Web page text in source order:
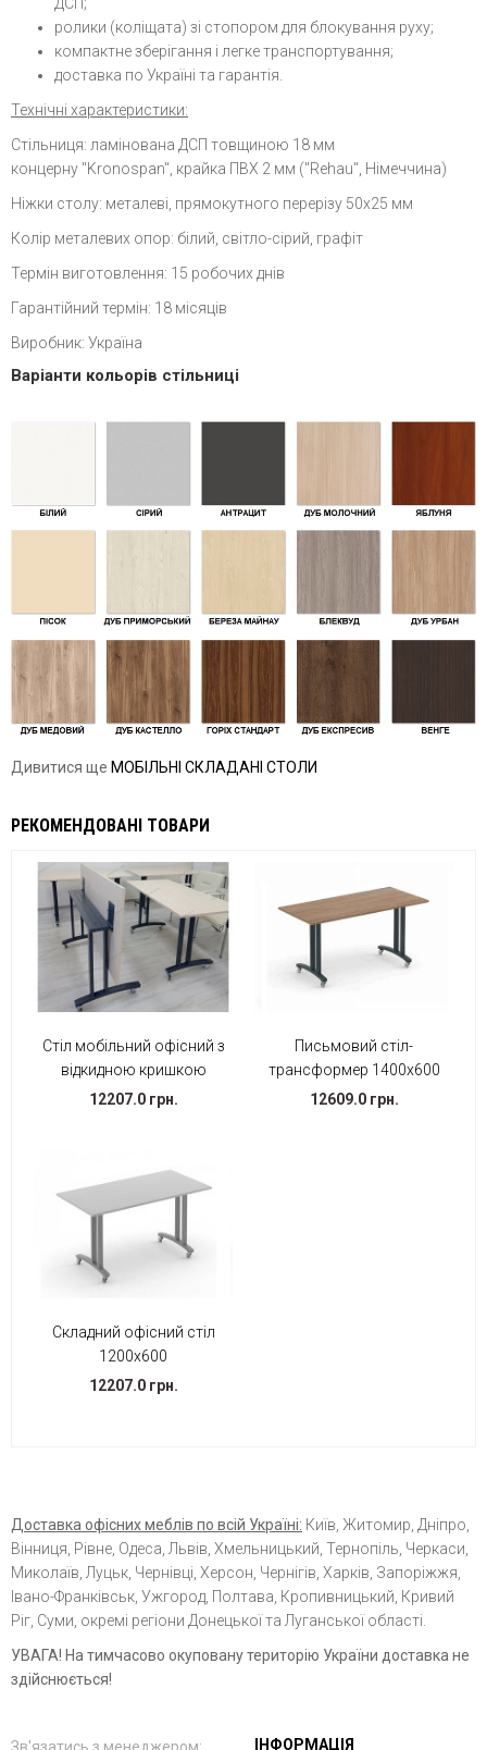
ролики (коліщата) зі стопором для блокування руху;
компактне зберігання і легке транспортування;
доставка по Україні та гарантія.
Технічні характеристики:
Стільниця: ламінована ДСП товщиною 18 мм
концерну "Kronospan", крайка ПВХ 2 мм ("Rehau", Німеччина)
Ніжки столу: металеві, прямокутного перерізу 50x25 мм
Колір металевих опор: білий, світло-сірий, графіт
Термін виготовлення: 15 робочих днів
Гарантійний термін: 18 місяців
Виробник: Україна
Варіанти кольорів стільниці
Дивитися ще МОБІЛЬНІ СКЛАДАНІ СТОЛИ
РЕКОМЕНДОВАНІ ТОВАРИ
Стіл мобільний офісний з
відкидною кришкою
12207.0 грн.
Письмовий стіл-
трансформер 1400х600
12609.0 грн.
Складний офісний стіл
1200х600
12207.0 грн.
Доставка офісних меблів по всій Україні: Київ, Житомир, Дніпро,
Вінниця, Рівне, Одеса, Львів, Хмельницький, Тернопіль, Черкаси,
Миколаїв, Луцьк, Чернівці, Херсон, Чернігів, Харків, Запоріжжя,
Івано-Франківськ, Ужгород, Полтава, Кропивницький, Кривий
Ріг, Суми, окремі регіони Донецької та Луганської області.
УВАГА! На тимчасово окуповану територію України доставка не
здійснюється!
ІНФОРМАЦІЯ